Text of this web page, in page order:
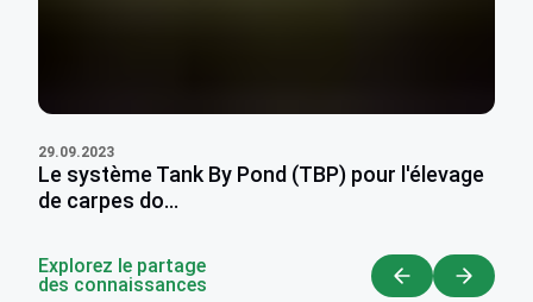
29.09.2023
Le système Tank By Pond (TBP) pour l'élevage
de carpes do...
Explorez le partage
des connaissances